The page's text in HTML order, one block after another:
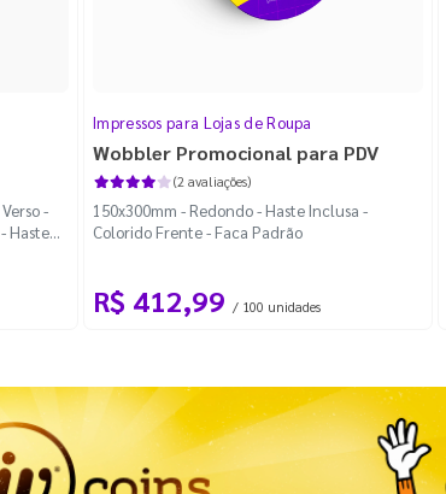
-
Haste
Impressos para Lojas de Roupa
Wobbler Promocional para PDV
(2 avaliações)
150x300mm - Redondo - Haste Inclusa -
Colorido Frente - Faca Padrão
R$ 412,99 / 100 unidades